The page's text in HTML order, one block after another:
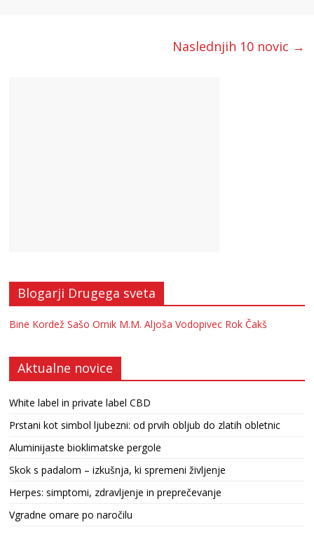
Naslednjih 10 novic →
Blogarji Drugega sveta
Bine Kordež Sašo Ornik M.M. Aljoša Vodopivec Rok Čakš
Aktualne novice
White label in private label CBD
Prstani kot simbol ljubezni: od prvih obljub do zlatih obletnic
Aluminijaste bioklimatske pergole
Skok s padalom – izkušnja, ki spremeni življenje
Herpes: simptomi, zdravljenje in preprečevanje
Vgradne omare po naročilu